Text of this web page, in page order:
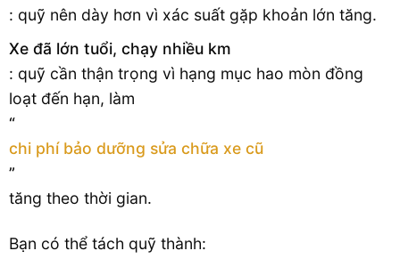
: quỹ nên dày hơn vì xác suất gặp khoản lớn tăng.
Xe đã lớn tuổi, chạy nhiều km
: quỹ cần thận trọng vì hạng mục hao mòn đồng
loạt đến hạn, làm
“
chi phí bảo dưỡng sửa chữa xe cũ
”
tăng theo thời gian.
Bạn có thể tách quỹ thành: